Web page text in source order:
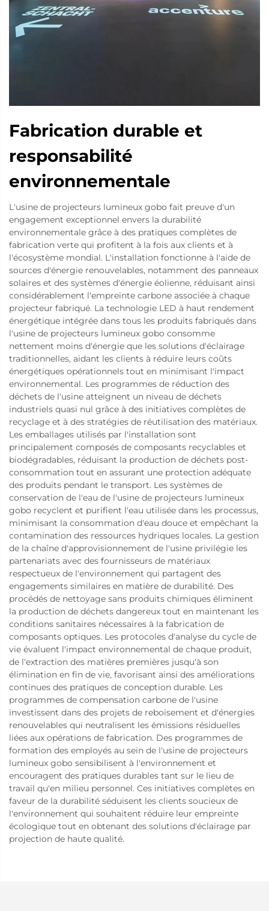
Fabrication durable et
responsabilité
environnementale
L'usine de projecteurs lumineux gobo fait preuve d'un
engagement exceptionnel envers la durabilité
environnementale grâce à des pratiques complètes de
fabrication verte qui profitent à la fois aux clients et à
l'écosystème mondial. L'installation fonctionne à l'aide de
sources d'énergie renouvelables, notamment des panneaux
solaires et des systèmes d'énergie éolienne, réduisant ainsi
considérablement l'empreinte carbone associée à chaque
projecteur fabriqué. La technologie LED à haut rendement
énergétique intégrée dans tous les produits fabriqués dans
l'usine de projecteurs lumineux gobo consomme
nettement moins d'énergie que les solutions d'éclairage
traditionnelles, aidant les clients à réduire leurs coûts
énergétiques opérationnels tout en minimisant l'impact
environnemental. Les programmes de réduction des
déchets de l'usine atteignent un niveau de déchets
industriels quasi nul grâce à des initiatives complètes de
recyclage et à des stratégies de réutilisation des matériaux.
Les emballages utilisés par l'installation sont
principalement composés de composants recyclables et
biodégradables, réduisant la production de déchets post-
consommation tout en assurant une protection adéquate
des produits pendant le transport. Les systèmes de
conservation de l'eau de l'usine de projecteurs lumineux
gobo recyclent et purifient l'eau utilisée dans les processus,
minimisant la consommation d'eau douce et empêchant la
contamination des ressources hydriques locales. La gestion
de la chaîne d'approvisionnement de l'usine privilégie les
partenariats avec des fournisseurs de matériaux
respectueux de l'environnement qui partagent des
engagements similaires en matière de durabilité. Des
procédés de nettoyage sans produits chimiques éliminent
la production de déchets dangereux tout en maintenant les
conditions sanitaires nécessaires à la fabrication de
composants optiques. Les protocoles d'analyse du cycle de
vie évaluent l'impact environnemental de chaque produit,
de l'extraction des matières premières jusqu'à son
élimination en fin de vie, favorisant ainsi des améliorations
continues des pratiques de conception durable. Les
programmes de compensation carbone de l'usine
investissent dans des projets de reboisement et d'énergies
renouvelables qui neutralisent les émissions résiduelles
liées aux opérations de fabrication. Des programmes de
formation des employés au sein de l'usine de projecteurs
lumineux gobo sensibilisent à l'environnement et
encouragent des pratiques durables tant sur le lieu de
travail qu'en milieu personnel. Ces initiatives complètes en
faveur de la durabilité séduisent les clients soucieux de
l'environnement qui souhaitent réduire leur empreinte
écologique tout en obtenant des solutions d'éclairage par
projection de haute qualité.